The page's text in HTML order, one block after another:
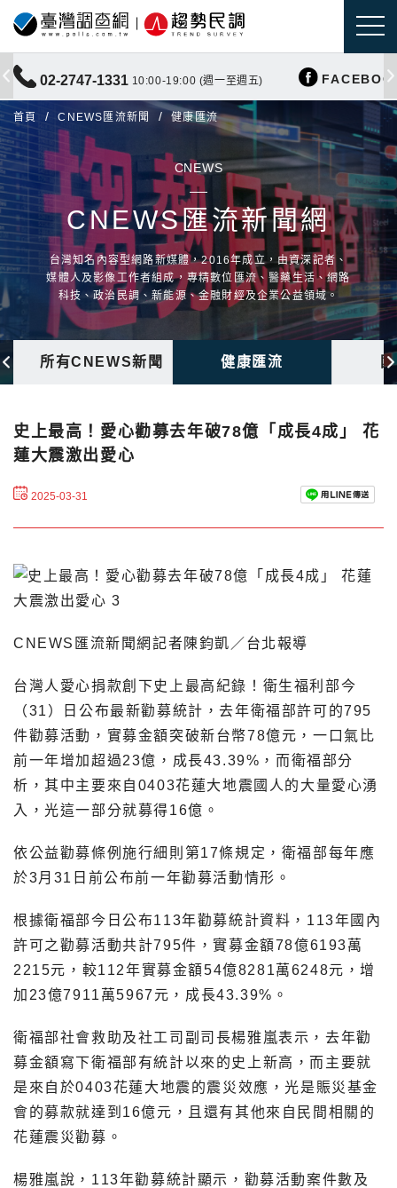
02-2747-1331 10:00-19:00 (週一至週五)
首頁 CNEWS匯流新聞 健康匯流
CNEWS
CNEWS匯流新聞網
台灣知名內容型網路新媒體，2016年成立，由資深記者、
媒體人及影像工作者組成，專精數位匯流、醫藥生活、網路
科技、政治民調、新能源、金融財經及企業公益領域。
所有CNEWS新聞 健康匯流
史上最高！愛心勸募去年破78億「成長4成」 花
蓮大震激出愛心
2025-03-31
CNEWS匯流新聞網記者陳鈞凱／台北報導
台灣人愛心捐款創下史上最高紀錄！衛生福利部今
（31）日公布最新勸募統計，去年衛福部許可的795
件勸募活動，實募金額突破新台幣78億元，一口氣比
前一年增加超過23億，成長43.39%，而衛福部分
析，其中主要來自0403花蓮大地震國人的大量愛心湧
入，光這一部分就募得16億。
依公益勸募條例施行細則第17條規定，衛福部每年應
於3月31日前公布前一年勸募活動情形。
根據衛福部今日公布113年勸募統計資料，113年國內
許可之勸募活動共計795件，實募金額78億6193萬
2215元，較112年實募金額54億8281萬6248元，增
加23億7911萬5967元，成長43.39%。
衛福部社會救助及社工司副司長楊雅嵐表示，去年勸
募金額寫下衛福部有統計以來的史上新高，而主要就
是來自於0403花蓮大地震的震災效應，光是賑災基金
會的募款就達到16億元，且還有其他來自民間相關的
花蓮震災勸募。
楊雅嵐說，113年勸募統計顯示，勸募活動案件數及